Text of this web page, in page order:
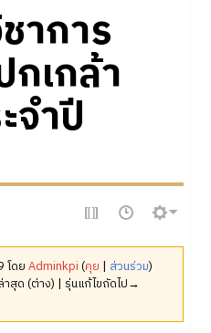
าการ
เกล้า
จำปี
โดยAdminkpi (คุย | ส่วนร่วม)
าสุด (ต่าง) | รุ่นแก้ไขถัดไป→